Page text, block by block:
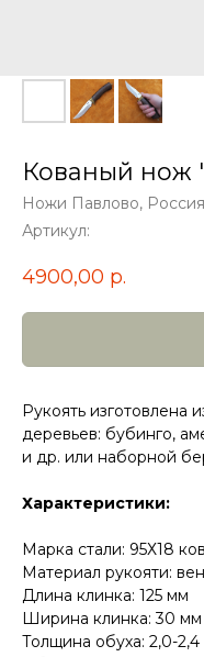
Кованый нож
Ножи Павлово, Россия
Артикул:
4900,00 р.
Рукоять изготовлена
деревьев: бубинго,
и др. или наборной
Характеристики:
Марка стали: 95Х18
Материал рукояти:
Длина клинка: 125 мм
Ширина клинка: 30 мм
Толщина обуха: 2,0-